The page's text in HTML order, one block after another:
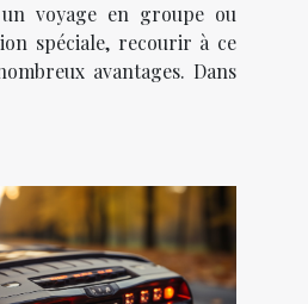
voyage en groupe ou
spéciale, recourir à ce
avantages. Dans